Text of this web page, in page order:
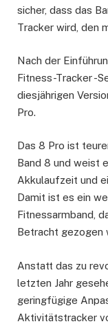
sicher, dass das
Tracker wird, den
Nach der
Fitness-Tracker -
diesjährigen
Pro.
Das 8 Pro ist
Band 8 und weist
Akkulaufzeit und
Damit ist es ein
Fitnessarmband,
Betracht gezogen
Anstatt das zu
letzten Jahr
geringfügige
Aktivitätstracker